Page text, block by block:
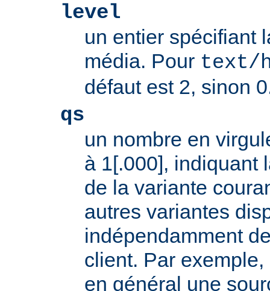
level
un entier spécifiant
média. Pour text/
défaut est 2, sinon
qs
un nombre en
à 1[.000], indiquant
de la variante
autres variantes
indépendamment
client. Par
en général une